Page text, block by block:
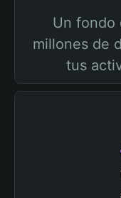
Un fondo
millones de
tus